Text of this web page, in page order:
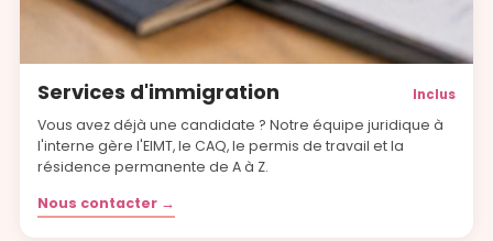
Services d'immigration Inclus
Vous avez déjà une candidate ? Notre équipe juridique à
l'interne gère l'EIMT, le CAQ, le permis de travail et la
résidence permanente de A à Z.
Nous contacter →